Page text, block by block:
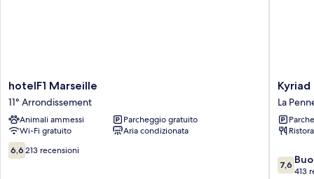
hotelF1
Marseille
11°
Arrondissement
hotelF1 Marseille
11° Arrondissement
Animali ammessi
Parcheggio gratuito
Wi-Fi gratuito
Aria condizionata
6.6
su
6,6 213 recensioni
Kyriad
Direct
Est
-
La
La
7.6
su
7,6
413